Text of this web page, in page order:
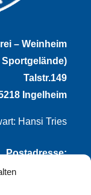
– Weinheim
Talstr.149
Ingelheim
Hansi Tries
Postadresse:
1921 e.V.